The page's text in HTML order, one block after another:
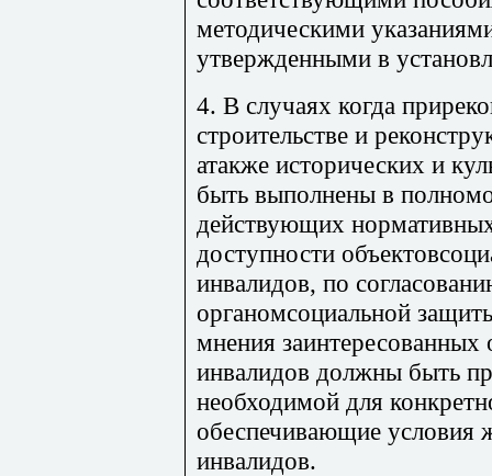
методическими
утвержденными в
4. В случаях когда
строительстве и
атакже исторических и
быть выполнены в
действующих
доступности
инвалидов, по
органомсоциальной
мнения
инвалидов должны быть
необходимой для
обеспечивающие условия
инвалидов.